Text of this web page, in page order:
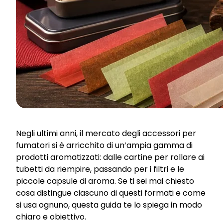
Negli ultimi anni, il mercato degli accessori per
fumatori si è arricchito di un’ampia gamma di
prodotti aromatizzati: dalle cartine per rollare ai
tubetti da riempire, passando per i filtri e le
piccole capsule di aroma. Se ti sei mai chiesto
cosa distingue ciascuno di questi formati e come
si usa ognuno, questa guida te lo spiega in modo
chiaro e obiettivo.